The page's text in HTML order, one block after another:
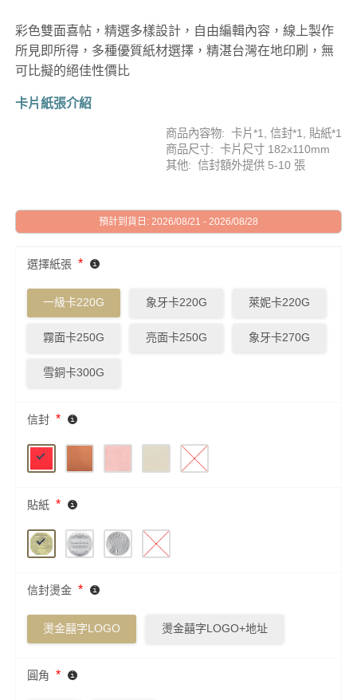
彩色雙面喜帖，精選多樣設計，自由編輯內容，線上製作
所見即所得，多種優質紙材選擇，精湛台灣在地印刷，無
可比擬的絕佳性價比
卡片紙張介紹
商品內容物: 卡片*1, 信封*1, 貼紙*1
商品尺寸: 卡片尺寸 182x110mm
其他: 信封額外提供 5-10 張
預計到貨日: 2026/08/21 - 2026/08/28
選擇紙張 *
一級卡220G 象牙卡220G 萊妮卡220G
霧面卡250G 亮面卡250G 象牙卡270G
雪銅卡300G
信封 *
貼紙 *
信封燙金 *
燙金囍字LOGO 燙金囍字LOGO+地址
圓角 *